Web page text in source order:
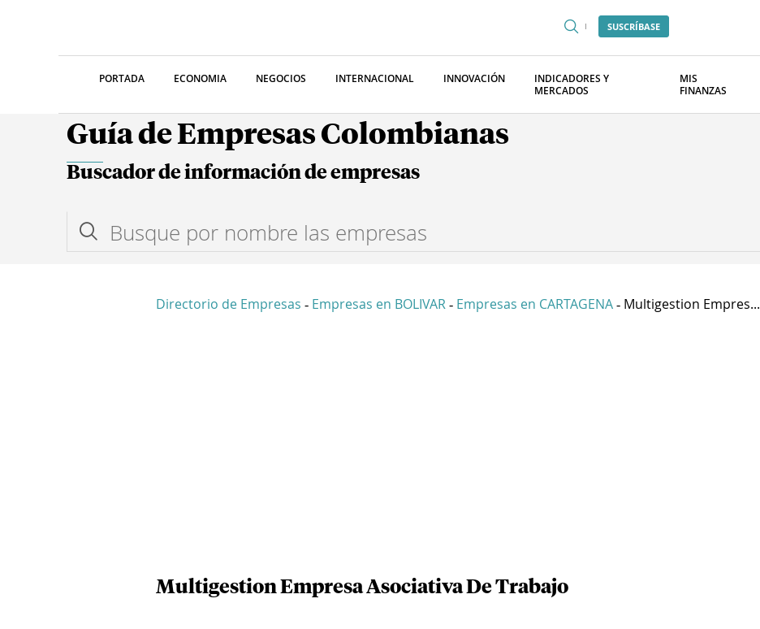
SUSCRÍBASE
PORTADA ECONOMIA NEGOCIOS INTERNACIONAL INNOVACIÓN
INDICADORES Y
MERCADOS
MIS
FINANZAS
Guía de Empresas Colombianas
Buscador de información de empresas
Directorio de Empresas - Empresas en BOLIVAR - Empresas en CARTAGENA - Multigestion Empres...
Multigestion Empresa Asociativa De Trabajo